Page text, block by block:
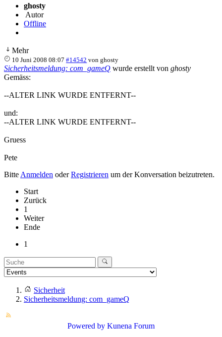
ghosty
Autor
Offline
Mehr
10 Juni 2008 08:07 #14542 vonghosty
Sicherheitsmeldung: com_gameQ wurde erstellt von ghosty
Gemäss:
--ALTER LINK WURDE ENTFERNT--
und:
--ALTER LINK WURDE ENTFERNT--
Gruess
Pete
Bitte Anmelden oderRegistrieren um der Konversation beizutreten.
Start
Zurück
1
Weiter
Ende
1
Sicherheit
Sicherheitsmeldung: com_gameQ
Powered by Kunena Forum